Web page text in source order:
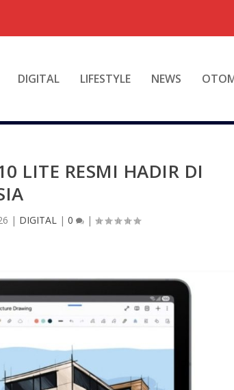
DIGITAL LIFESTYLE NEWS
LITE RESMI HADIR DI
| DIGITAL| 0 |